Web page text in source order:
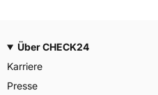
Über CHECK24
Karriere
Presse